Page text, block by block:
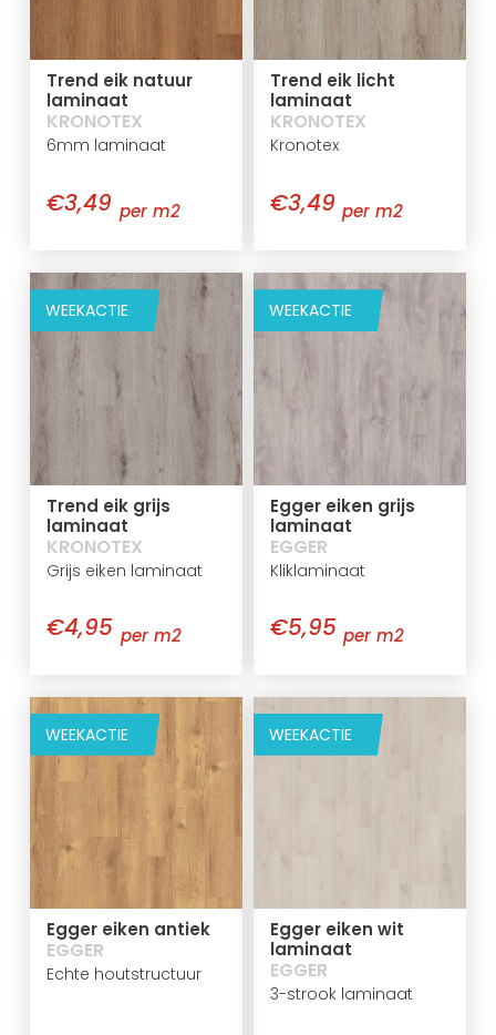
Trend eik natuur
laminaat
KRONOTEX
6mm laminaat
€3,49 per m2
Trend eik licht
laminaat
KRONOTEX
Kronotex
€3,49 per m2
WEEKACTIE
Trend eik grijs
laminaat
KRONOTEX
Grijs eiken laminaat
€4,95 per m2
WEEKACTIE
Egger eiken grijs
laminaat
EGGER
Kliklaminaat
€5,95 per m2
WEEKACTIE
Egger eiken antiek
EGGER
Echte houtstructuur
WEEKACTIE
Egger eiken wit
laminaat
EGGER
3-strook laminaat